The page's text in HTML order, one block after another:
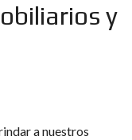
y
a nuestros